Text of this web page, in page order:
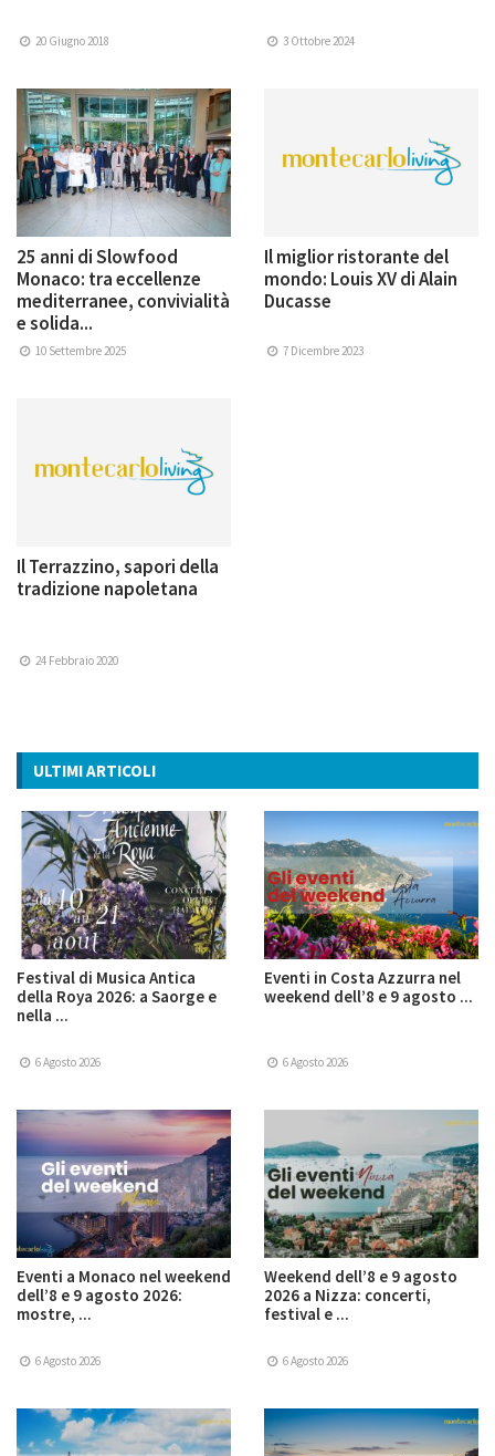
20 Giugno 2018 3 Ottobre 2024
25 anni di Slowfood
Monaco: tra eccellenze
mediterranee, convivialità
e solida...
10 Settembre 2025
Il miglior ristorante del
mondo: Louis XV di Alain
Ducasse
7 Dicembre 2023
Il Terrazzino, sapori della
tradizione napoletana
24 Febbraio 2020
ULTIMI ARTICOLI
Festival di Musica Antica
della Roya 2026: a Saorge e
nella ...
6 Agosto 2026
Eventi in Costa Azzurra nel
weekend dell’8 e 9 agosto ...
6 Agosto 2026
Eventi a Monaco nel weekend
dell’8 e 9 agosto 2026:
mostre, ...
6 Agosto 2026
Weekend dell’8 e 9 agosto
2026 a Nizza: concerti,
festival e ...
6 Agosto 2026